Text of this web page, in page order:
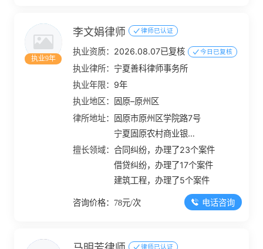
执业9年
李文娟律师 律师已认证
执业资质： 2026.08.07已复核 今日已复核
执业律所： 宁夏善科律师事务所
执业年限： 9年
执业地区：
固原–原州区
律所地址：
固原市原州区学院路7号
宁夏固原农村商业银行
股份有限公司大楼第20
层
擅长领域：合同纠纷，办理了23个案件
借贷纠纷，办理了17个案件
建筑工程，办理了5个案件
咨询价格：78元/次 电话咨询
律师已认证